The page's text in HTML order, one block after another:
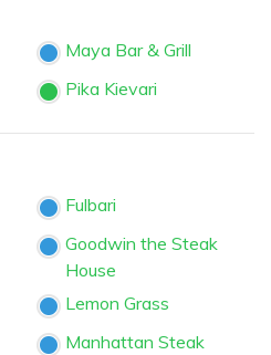
Maya Bar & Grill
Pika Kievari
Fulbari
Goodwin the Steak
House
Lemon Grass
Manhattan Steak